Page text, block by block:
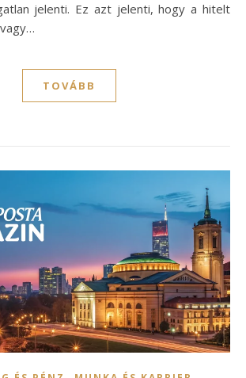
jelenti. Ez azt jelenti, hogy a hitelt
TOVÁBB